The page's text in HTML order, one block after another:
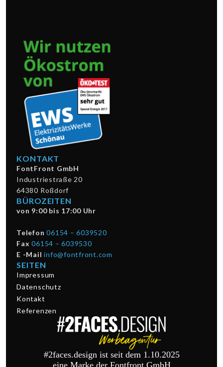
KONTAKT
FontFront GmbH
Industriestraße 20
64380 Roßdorf
BÜROZEITEN
von 9:00 bis 17:00 Uhr
Telefon 06154 – 6039520
Fax 06154 – 6039530
E -Mail info@fontfront.com
SEITEN
Impressum
Datenschutz
Kontakt
Referenzen
#2faces.design ist seit dem 1.10.2025